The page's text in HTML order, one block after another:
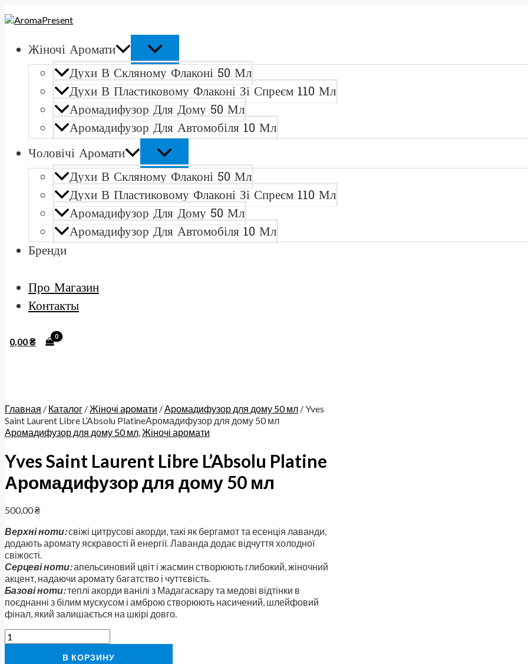
к
содержимому
Жіночі Аромати
Духи В Скляному Флаконі 50 Мл
Духи В Пластиковому Флаконі Зі Спреєм 110 Мл
Аромадифузор Для Дому 50 Мл
Аромадифузор Для Автомобіля 10 Мл
Чоловічі Аромати
Духи В Скляному Флаконі 50 Мл
Духи В Пластиковому Флаконі Зі Спреєм 110 Мл
Аромадифузор Для Дому 50 Мл
Аромадифузор Для Автомобіля 10 Мл
Бренди
Про Магазин
Контакты
0,00₴
Главная / Каталог /Жіночі аромати /Аромадифузор для дому 50 мл / Yves
Saint Laurent Libre L’Absolu PlatineАромадифузор для дому 50 мл
Аромадифузор для дому 50 мл,Жіночі аромати
Yves Saint Laurent Libre L’Absolu Platine
Аромадифузор для дому 50 мл
500,00₴
Верхні ноти:свіжі цитрусові акорди, такі як бергамот та есенція лаванди,
додають аромату яскравості й енергії. Лаванда додає відчуття холодної
свіжості.
Серцеві ноти:апельсиновий цвіт і жасмин створюють глибокий, жіночний
акцент, надаючи аромату багатство і чуттєвість.
Базові ноти:теплі акорди ванілі з Мадагаскару та медові відтінки в
поєднанні з білим мускусом і амброю створюють насичений, шлейфовий
фінал, який залишається на шкірі довго.
товара
Yves
Laurent
PlatineАромадифузор
В КОРЗИНУ